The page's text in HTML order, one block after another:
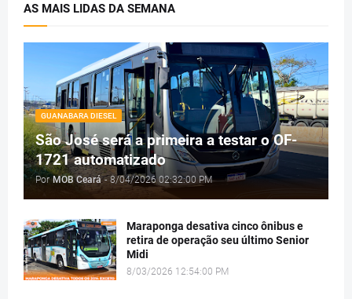
AS MAIS LIDAS DA SEMANA
GUANABARA DIESEL
São José será a primeira a testar o OF-
1721 automatizado
Por MOB Ceará - 8/04/2026 02:32:00 PM
Maraponga desativa cinco ônibus e
retira de operação seu último Senior
Midi
8/03/2026 12:54:00 PM